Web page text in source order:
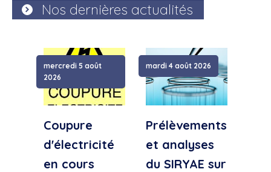
Nos dernières actualités
mercredi 5 août
2026
Coupure
d'électricité
en cours
mardi 4 août 2026
Prélèvements
et analyses
du SIRYAE sur